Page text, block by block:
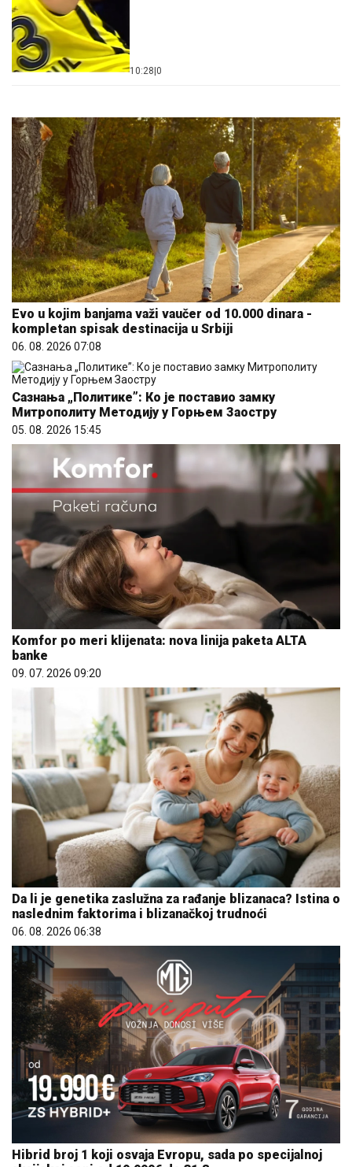
10:28|0
Evo u kojim banjama važi vaučer od 10.000 dinara -
kompletan spisak destinacija u Srbiji
06. 08. 2026 07:08
Сазнања „Политике”: Ко је поставио замку
Митрополиту Методију у Горњем Заостру
05. 08. 2026 15:45
Komfor po meri klijenata: nova linija paketa ALTA
banke
09. 07. 2026 09:20
Da li je genetika zaslužna za rađanje blizanaca? Istina o
naslednim faktorima i blizanačkoj trudnoći
06. 08. 2026 06:38
Hibrid broj 1 koji osvaja Evropu, sada po specijalnoj